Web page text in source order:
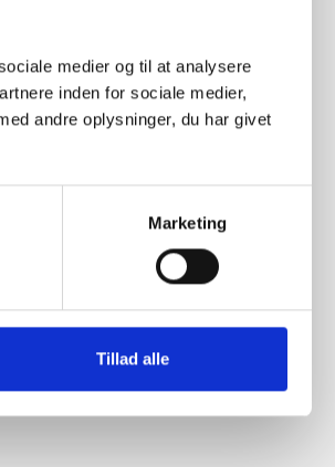
medier og til at analysere
inden for sociale medier,
andre oplysninger, du har givet
Marketing
Tillad alle